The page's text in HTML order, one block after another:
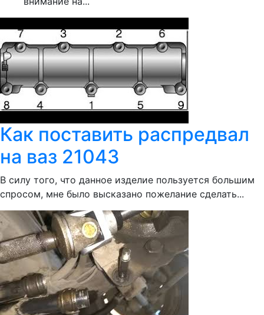
Как поставить распредвал
на ваз 21043
В силу того, что данное изделие пользуется большим
спросом, мне было высказано пожелание сделать...